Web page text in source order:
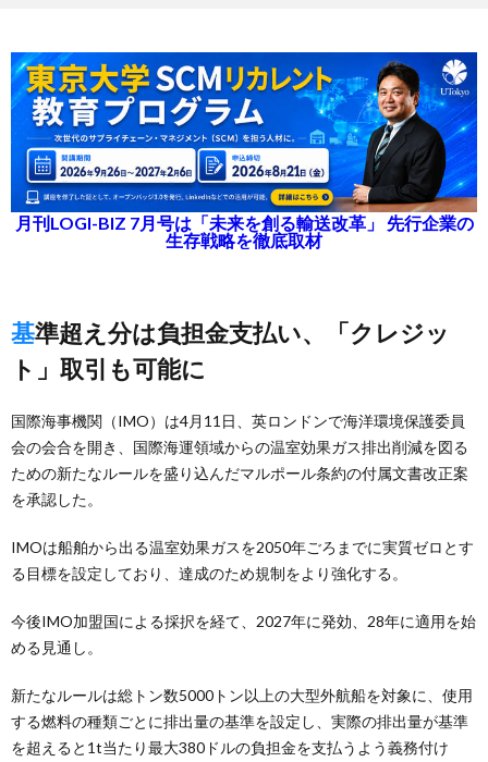
月刊LOGI-BIZ 7月号は「未来を創る輸送改革」 先行企業の
生存戦略を徹底取材
基準超え分は負担金支払い、「クレジッ
ト」取引も可能に
国際海事機関（IMO）は4月11日、英ロンドンで海洋環境保護委員
会の会合を開き、国際海運領域からの温室効果ガス排出削減を図る
ための新たなルールを盛り込んだマルポール条約の付属文書改正案
を承認した。
IMOは船舶から出る温室効果ガスを2050年ごろまでに実質ゼロとす
る目標を設定しており、達成のため規制をより強化する。
今後IMO加盟国による採択を経て、2027年に発効、28年に適用を始
める見通し。
新たなルールは総トン数5000トン以上の大型外航船を対象に、使用
する燃料の種類ごとに排出量の基準を設定し、実際の排出量が基準
を超えると1t当たり最大380ドルの負担金を支払うよう義務付け